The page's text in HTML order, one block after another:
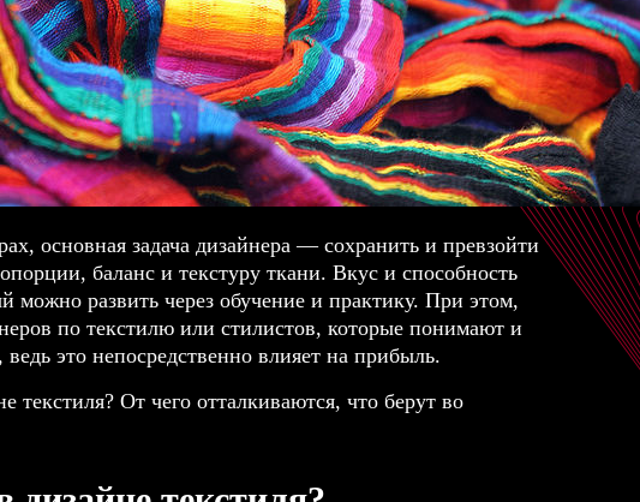
основная задача дизайнера — сохранить и превзойти
баланс и текстуру ткани. Вкус и способность
развить через обучение и практику. При этом,
по текстилю или стилистов, которые понимают и
это непосредственно влияет на прибыль.
От чего отталкиваются, что берут во